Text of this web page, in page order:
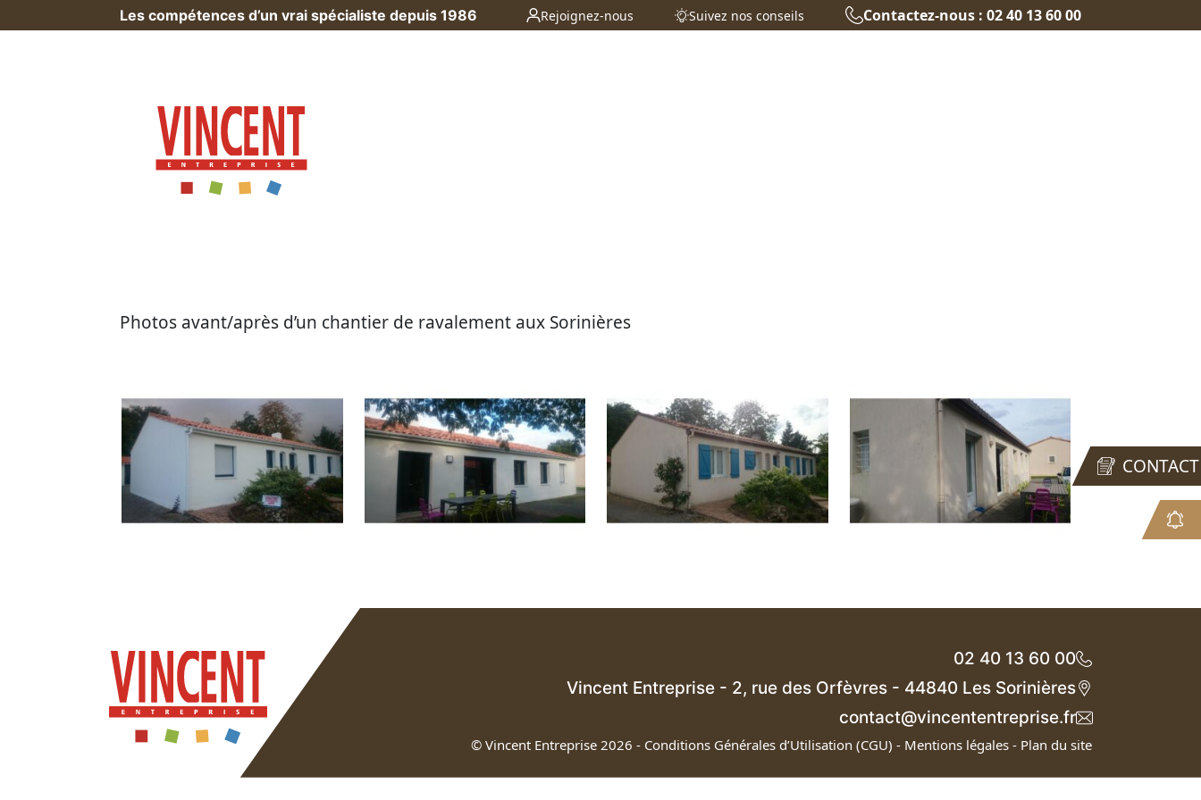
Les compétences d’un vrai spécialiste depuis 1986 Rejoignez-nous Suivez nos conseils Contactez-nous : 02 40 13 60 00
>Réalisations >Ravalement de façade aux Sorinières
Photos avant/après d’un chantier de ravalement aux Sorinières
CONTACT
02 40 13 60 00
Vincent Entreprise - 2, rue des Orfèvres - 44840 Les Sorinières
contact@vincententreprise.fr
© Vincent Entreprise 2026 - Conditions Générales d’Utilisation (CGU) - Mentions légales - Plan du site